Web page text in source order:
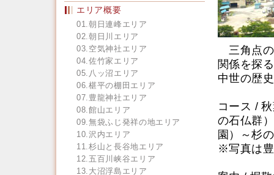
エリア概要
01.朝日連峰エリア
02.朝日川エリア
03.空気神社エリア
04.佐竹家エリア
05.八ッ沼エリア
06.椹平の棚田エリア
07.豊龍神社エリア
08.館山エリア
09.無袋ふじ発祥の地エリア
10.沢内エリア
11.杉山と長谷地エリア
12.五百川峡谷エリア
13.大沼浮島エリア
三角点の
関係を探
中世の歴
コース /
の石仏群
園）～杉
※写真は